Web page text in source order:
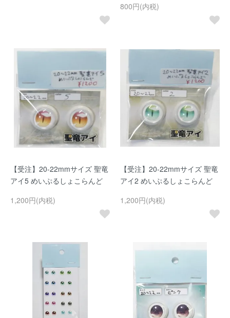
800円(内税)
【受注】20-22mmサイズ 聖竜
アイ5 めいぷるしょこらんど
1,200円(内税)
【受注】20-22mmサイズ 聖竜
アイ2 めいぷるしょこらんど
1,200円(内税)